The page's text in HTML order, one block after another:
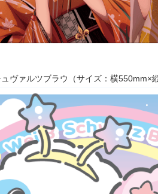
ヴァルツブラウ（サイズ：横550mm×